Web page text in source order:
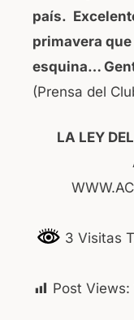
país.
primavera
esquina…
(Prensa del
LA LEY
3 Visitas
Post Views: